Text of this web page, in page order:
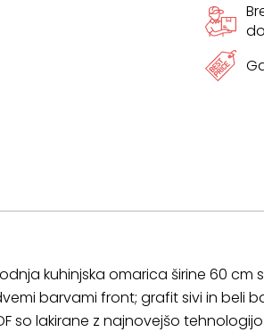
kuhinjska omarica širine 60
barvami front; grafit sivi in beli
so lakirane z najnovejšo